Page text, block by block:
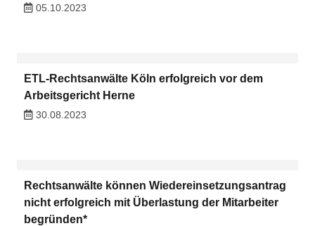
05.10.2023
ETL-Rechtsanwälte Köln erfolgreich vor dem
Arbeitsgericht Herne
30.08.2023
Rechtsanwälte können Wiedereinsetzungsantrag
nicht erfolgreich mit Überlastung der Mitarbeiter
begründen*